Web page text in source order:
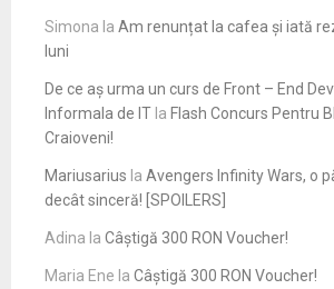
Simona la Am renunțat la cafea și iată
luni
De ce aș urma un curs de Front – End
Informala de IT la Flash Concurs Pentru
Craioveni!
Mariusarius la Avengers Infinity Wars, o
decât sinceră! [SPOILERS]
Adina la Câștigă 300 RON Voucher!
Maria Ene la Câștigă 300 RON Voucher!